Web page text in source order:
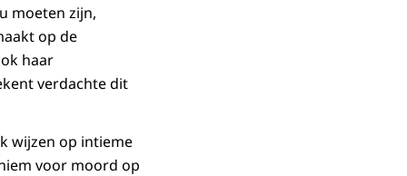
moeten zijn,
op de
haar
verdachte dit
wijzen op intieme
voor moord op